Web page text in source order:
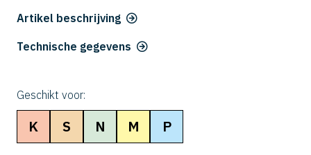
Artikel beschrijving
Technische gegevens
Geschikt voor:
K S N M P